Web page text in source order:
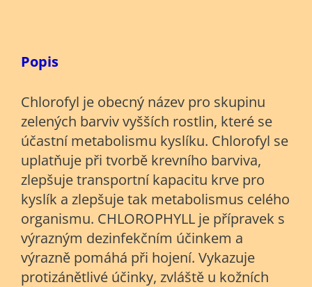
Popis
Chlorofyl je obecný název pro skupinu
zelených barviv vyšších rostlin, které se
účastní metabolismu kyslíku. Chlorofyl se
uplatňuje při tvorbě krevního barviva,
zlepšuje transportní kapacitu krve pro
kyslík a zlepšuje tak metabolismus celého
organismu. CHLOROPHYLL je přípravek s
výrazným dezinfekčním účinkem a
výrazně pomáhá při hojení. Vykazuje
protizánětlivé účinky, zvláště u kožních